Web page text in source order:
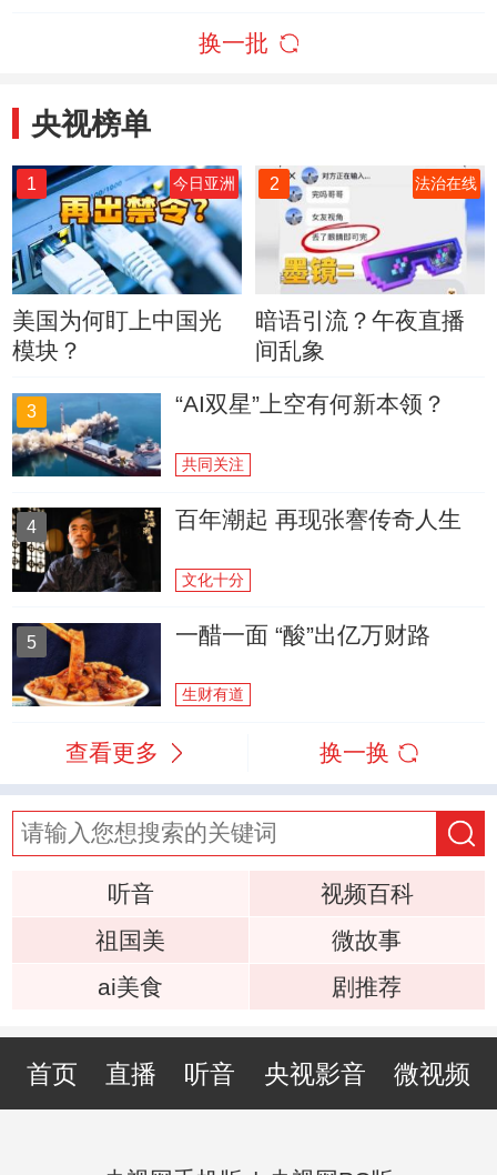
换一批
央视榜单
1 今日亚洲
美国为何盯上中国光
模块？
2 法治在线
暗语引流？午夜直播
间乱象
3 “AI双星”上空有何新本领？
共同关注
4 百年潮起 再现张謇传奇人生
文化十分
5 一醋一面 “酸”出亿万财路
生财有道
查看更多 换一换
听音
视频百科
祖国美
微故事
ai美食
剧推荐
首页 直播 听音 央视影音 微视频